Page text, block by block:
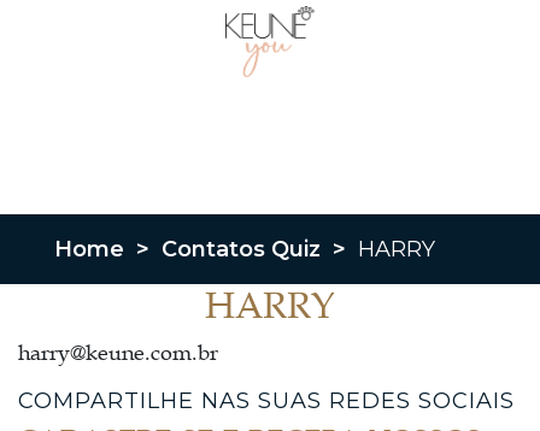
Home > Contatos Quiz > HARRY
HARRY
harry@keune.com.br
COMPARTILHE NAS SUAS REDES SOCIAIS